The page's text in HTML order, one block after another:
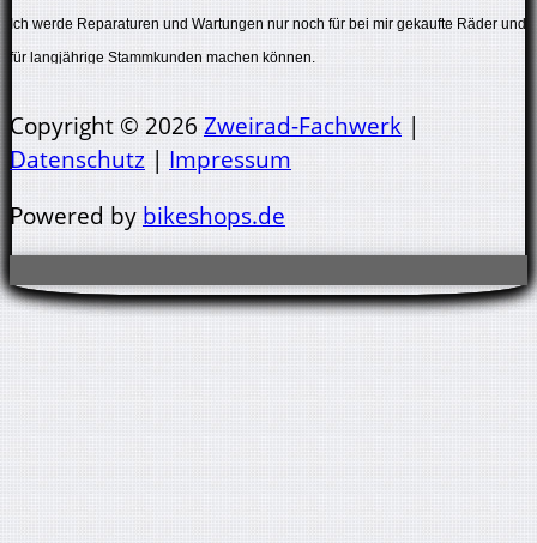
Ich werde Reparaturen und Wartungen nur noch für bei mir gekaufte Räder und
für langjährige Stammkunden machen können.
Copyright © 2026 Zweirad-Fachwerk |
Datenschutz | Impressum
Powered by bikeshops.de